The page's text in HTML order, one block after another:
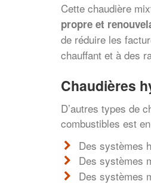
Cette chaudière
propre et
de réduire les
chauffant et à des
Chaudières
D’autres types de
combustibles est
Des systèmes
Des systèmes
Des systèmes